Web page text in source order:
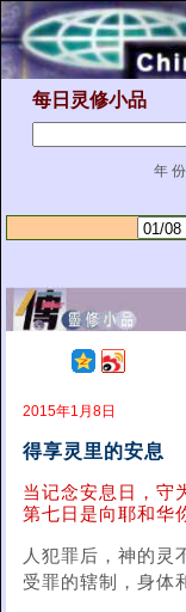
每日灵修小品
年
2015年1月8日
得享灵里的安息
当记念安息日，守
第七日是向耶和华
人犯罪后，神的灵
受罪的辖制，身体